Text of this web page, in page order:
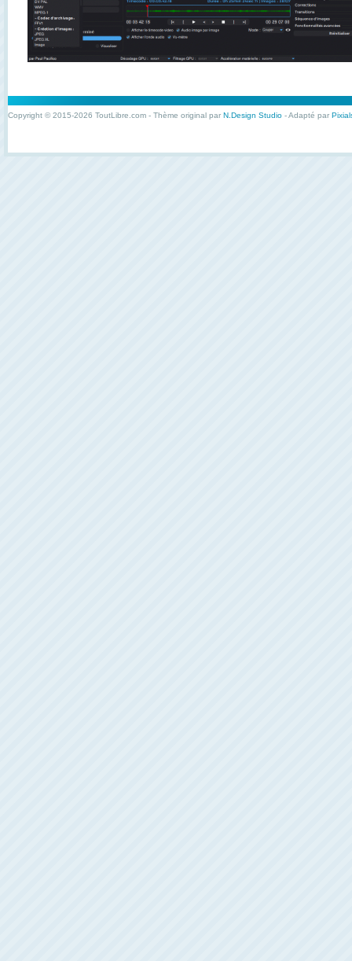
Copyright © 2015-2026 ToutLibre.com - Thème original par N.Design Studio - Adapté par